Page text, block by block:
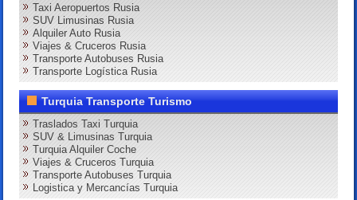
Taxi Aeropuertos Rusia
SUV Limusinas Rusia
Alquiler Auto Rusia
Viajes & Cruceros Rusia
Transporte Autobuses Rusia
Transporte Logística Rusia
Turquia Transporte Turismo
Traslados Taxi Turquia
SUV & Limusinas Turquia
Turquia Alquiler Coche
Viajes & Cruceros Turquia
Transporte Autobuses Turquia
Logistica y Mercancías Turquia